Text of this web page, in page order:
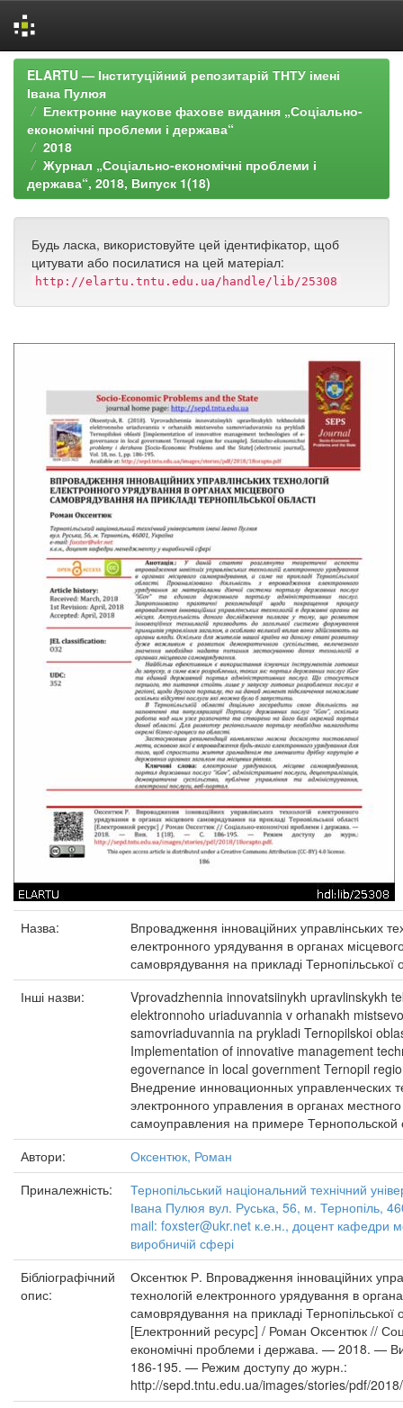
Skip
navigation
ELARTU — Інституційний репозитарій ТНТУ імені
Івана Пулюя
Електронне наукове фахове видання „Соціально-
економічні проблеми і держава“
2018
Журнал „Соціально-економічні проблеми і
держава“, 2018, Випуск 1(18)
Будь ласка, використовуйте цей ідентифікатор, щоб
цитувати або посилатися на цей матеріал:
http://elartu.tntu.edu.ua/handle/lib/25308
Назва:
Впровадження інноваційних управлінських
електронного урядування в органах
самоврядування на прикладі Тернопільської
Інші назви:
Vprovadzhennia innovatsiinykh upravlinskykh
elektronnoho uriaduvannia v orhanakh
samovriaduvannia na prykladi Ternopilskoi
Implementation of innovative management
egovernance in local government Ternopil
Внедрение инновационных управленческих
электронного управления в органах местного
самоуправления на примере Тернопольской
Автори:
Оксентюк, Роман
Приналежність:
Тернопільський національний технічний
Івана Пулюя вул. Руська, 56, м. Тернопіль,
mail: foxster@ukr.net к.е.н., доцент кафедри
виробничій сфері
Бібліографічний
опис:
Оксентюк Р. Впровадження інноваційних
технологій електронного урядування в
самоврядування на прикладі Тернопільської
[Електронний ресурс] / Роман Оксентюк //
економічні проблеми і держава. — 2018. —
186-195. — Режим доступу до журн.:
http://sepd.tntu.edu.ua/images/stories/pdf/